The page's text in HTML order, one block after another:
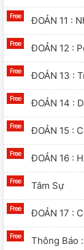
ĐOẢN 11 :
ĐOẢN 12 :
ĐOẢN 13 :
ĐOẢN 14 :
ĐOẢN 15 :
ĐOẢN 16 :
Tâm Sự
ĐOẢN 17 :
Thông Báo :